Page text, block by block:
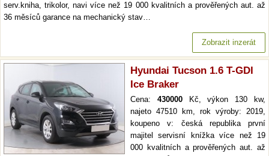
serv.kniha, trikolor, navi více než 19 000 kvalitních a prověřených aut. až
36 měsíců garance na mechanický stav…
Zobrazit inzerát
Hyundai Tucson 1.6 T-GDI
Ice Braker
Cena: 430000Kč, výkon 130 kw,
najeto 47510 km, rok výroby: 2019,
koupeno v: česká republika první
majitel servisní knížka více než 19
000 kvalitních a prověřených aut. až